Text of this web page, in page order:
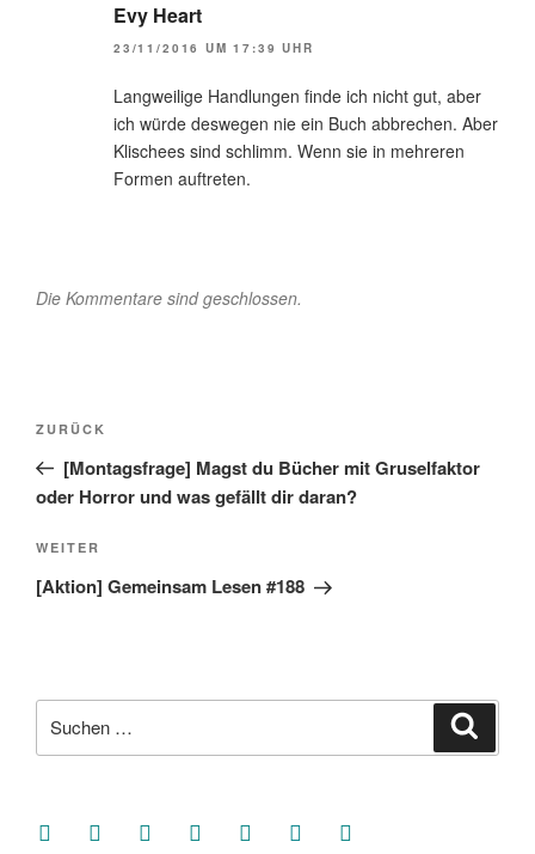
Evy Heart
23/11/2016 UM 17:39 UHR
Langweilige Handlungen finde ich nicht gut, aber
ich würde deswegen nie ein Buch abbrechen. Aber
Klischees sind schlimm. Wenn sie in mehreren
Formen auftreten.
Die Kommentare sind geschlossen.
Beitragsnavigation
Vorheriger
Beitrag
ZURÜCK
[Montagsfrage] Magst du Bücher mit Gruselfaktor
oder Horror und was gefällt dir daran?
Nächster
Beitrag
WEITER
[Aktion] Gemeinsam Lesen #188
nach:
facebooksoundcloud
twitter mastodoninstagramthreads goodreads